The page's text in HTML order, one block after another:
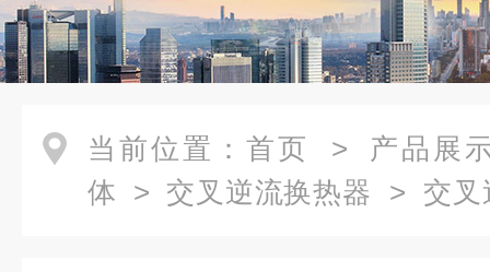
当前位置： 首页 > 产品展
体 > 交叉逆流换热器 > 交叉